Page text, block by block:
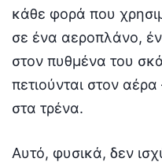
κάθε φορά που
σε ένα αεροπλάνο,
στον πυθμένα του
πετιούνται στον
στα τρένα.
Αυτό, φυσικά, δεν